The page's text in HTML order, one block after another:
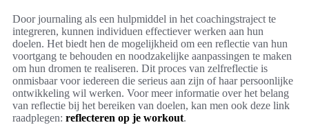
Door journaling als een hulpmiddel in het coachingstraject te
integreren, kunnen individuen effectiever werken aan hun
doelen. Het biedt hen de mogelijkheid om een reflectie van hun
voortgang te behouden en noodzakelijke aanpassingen te maken
om hun dromen te realiseren. Dit proces van zelfreflectie is
onmisbaar voor iedereen die serieus aan zijn of haar persoonlijke
ontwikkeling wil werken. Voor meer informatie over het belang
van reflectie bij het bereiken van doelen, kan men ook deze link
raadplegen: reflecteren op je workout.